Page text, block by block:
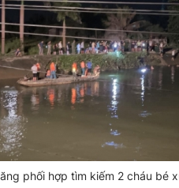
phối hợp tìm kiếm 2 cháu bé